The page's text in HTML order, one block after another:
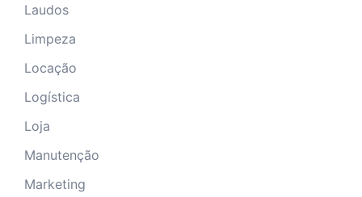
Laudos
Limpeza
Locação
Logística
Loja
Manutenção
Marketing